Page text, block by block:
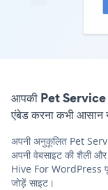
आपकी Pet
एंबेड करना कभी आसान
अपनी अनुकूलित Pet
अपनी वेबसाइट की शैली
Hive For WordPress
जोड़ें साइट।